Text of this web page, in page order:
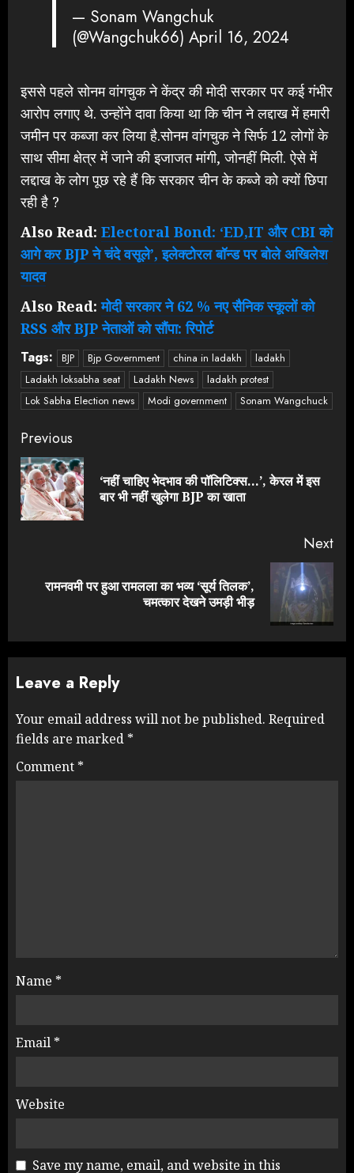
— Sonam Wangchuk
(@Wangchuk66)April 16, 2024
इससे पहले सोनम वांगचुक ने केंद्र की मोदी सरकार पर कई गंभीर
आरोप लगाए थे. उन्होंने दावा किया था कि चीन ने लद्दाख में हमारी
जमीन पर कब्जा कर लिया है.सोनम वांगचुक ने सिर्फ 12 लोगों के
साथ सीमा क्षेत्र में जाने की इजाजत मांगी, जोनहीं मिली. ऐसे में
लद्दाख के लोग पूछ रहे हैं कि सरकार चीन के कब्जे को क्यों छिपा
रही है ?
Also Read: Electoral Bond: ‘ED,IT और CBI को
आगे कर BJP ने चंदे वसूले’, इलेक्टोरल बॉन्ड पर बोले अखिलेश
यादव
Also Read: मोदी सरकार ने 62 % नए सैनिक स्कूलों को
RSS और BJP नेताओं को सौंपा: रिपोर्ट
Tags: BJP Bjp Government china in ladakh
ladakh
Ladakh loksabha seat
Ladakh News
ladakh protest
Lok Sabha Election news
Modi government Sonam Wangchuck
Continue
Reading
Previous
‘नहीं चाहिए भेदभाव की पॉलिटिक्स…’, केरल में इस
बार भी नहीं खुलेगा BJP का खाता
Next
Nextरामनवमी पर हुआ रामलला का भव्य ‘सूर्य तिलक’,
चमत्कार देखने उमड़ी भीड़
Leave a Reply
Your email address will not be published. Required
fields are marked *
Comment *
Name *
Email *
Website
Save my name, email, and website in this